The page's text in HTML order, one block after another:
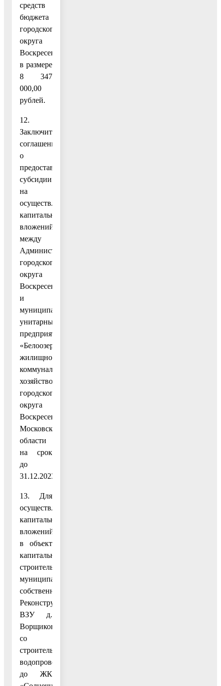
средств
бюджета
городского
округа
Воскресенск
в размере
8 347
000,00
рублей.
12.
Заключить
соглашение
о
предоставлении
субсидии
на
осуществление
капитальных
вложений
между
Администрацией
городского
округа
Воскресенск
и
муниципальным
унитарным
предприятием
«Белоозерское
жилищно-
коммунальное
хозяйство»
городского
округа
Воскресенск
Московской
области
на срок
до
31.12.2023.
13. Для
осуществления
капитальных
вложений
в объект
капитального
строительства
муниципальной
собственности:
Реконструкция
ВЗУ д.
Ворщиково
со
строительством
водопровода
до ЖК